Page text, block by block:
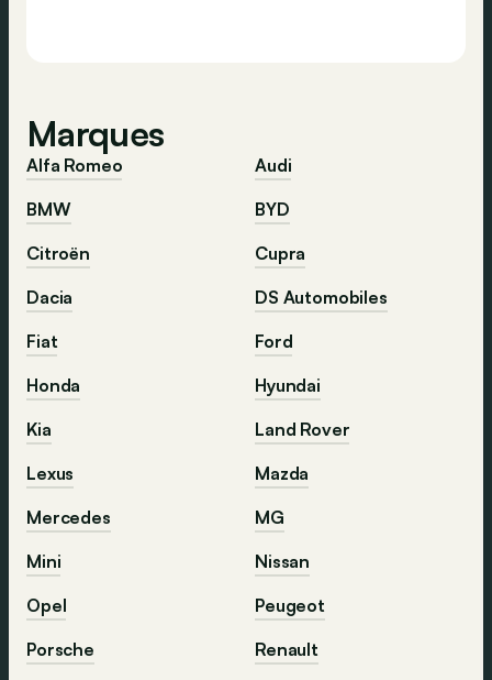
Marques
Alfa Romeo
Audi
BMW
BYD
Citroën
Cupra
Dacia
DS Automobiles
Fiat
Ford
Honda
Hyundai
Kia
Land Rover
Lexus
Mazda
Mercedes
MG
Mini
Nissan
Opel
Peugeot
Porsche
Renault